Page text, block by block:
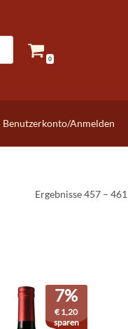
0
Benutzerkonto/Anmelden
Ergebnisse 457 –
7%
€1,20
sparen